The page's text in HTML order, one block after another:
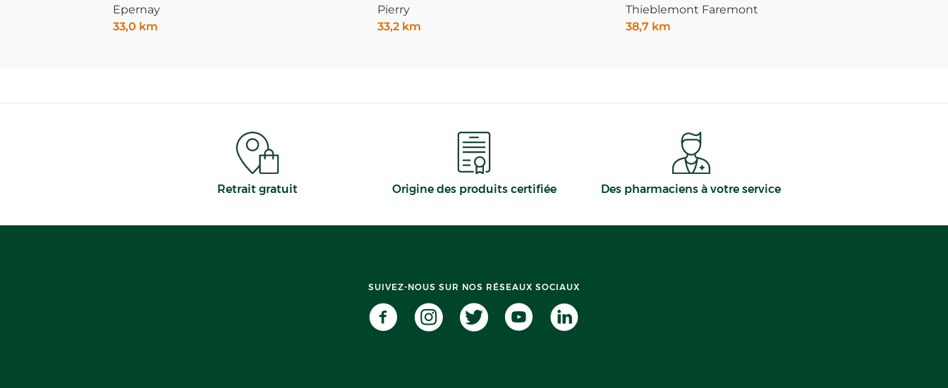
Epernay
33,0 km
Pierry
33,2 km
Thieblemont Faremont
38,7 km
Retrait gratuit Origine des produits certifiée Des pharmaciens à votre service
SUIVEZ-NOUS SUR NOS RÉSEAUX SOCIAUX